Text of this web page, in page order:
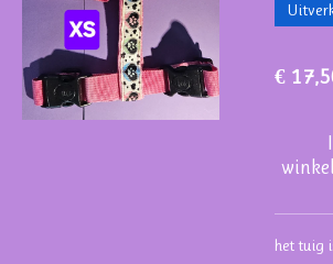
€
het tuig